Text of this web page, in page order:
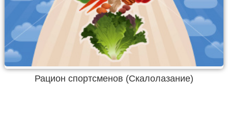
Рацион спортсменов (Скалолазание)